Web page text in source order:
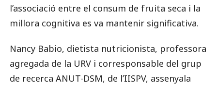
l’associació entre el consum de fruita seca i la
millora cognitiva es va mantenir significativa.
Nancy Babio, dietista nutricionista, professora
agregada de la URV i corresponsable del grup
de recerca ANUT-DSM, de l’IISPV, assenyala